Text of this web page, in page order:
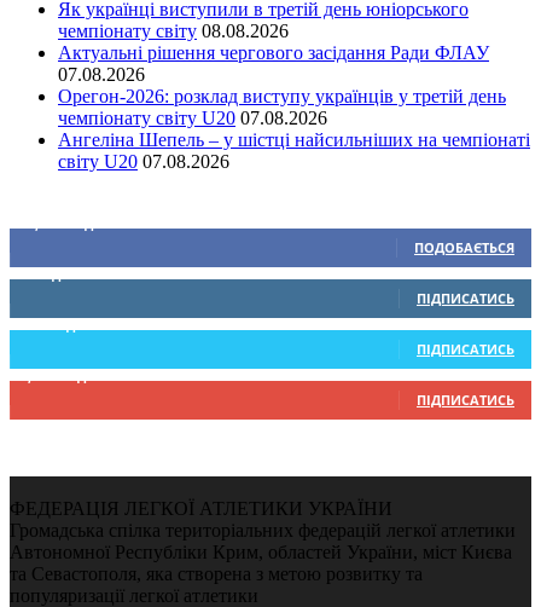
Як українці виступили в третій день юніорського
чемпіонату світу 08.08.2026
Актуальні рішення чергового засідання Ради ФЛАУ
07.08.2026
Орегон-2026: розклад виступу українців у третій день
чемпіонату світу U20 07.08.2026
Ангеліна Шепель – у шістці найсильніших на чемпіонаті
світу U20 07.08.2026
ПОДОБАЄТЬСЯ
0 Підписників
ПІДПИСАТИСЬ
234 Підписників
ПІДПИСАТИСЬ
9,370 Підписників
ПІДПИСАТИСЬ
ФЕДЕРАЦІЯ ЛЕГКОЇ АТЛЕТИКИ УКРАЇНИ
Громадська спілка територіальних федерацій легкої атлетики
Автономної Республіки Крим, областей України, міст Києва
та Севастополя, яка створена з метою розвитку та
популяризації легкої атлетики